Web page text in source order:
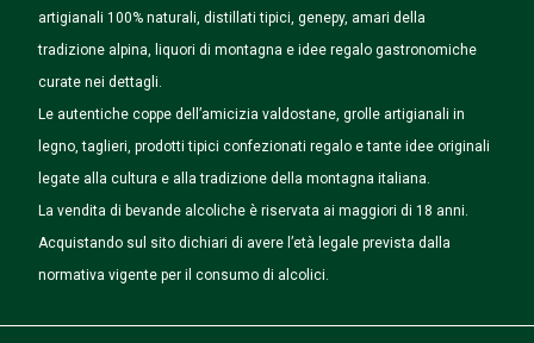
artigianali 100% naturali, distillati tipici, genepy, amari della
tradizione alpina, liquori di montagna e idee regalo gastronomiche
curate nei dettagli.
Le autentiche coppe dell’amicizia valdostane, grolle artigianali in
legno, taglieri, prodotti tipici confezionati regalo e tante idee originali
legate alla cultura e alla tradizione della montagna italiana.
La vendita di bevande alcoliche è riservata ai maggiori di 18 anni.
Acquistando sul sito dichiari di avere l’età legale prevista dalla
normativa vigente per il consumo di alcolici.